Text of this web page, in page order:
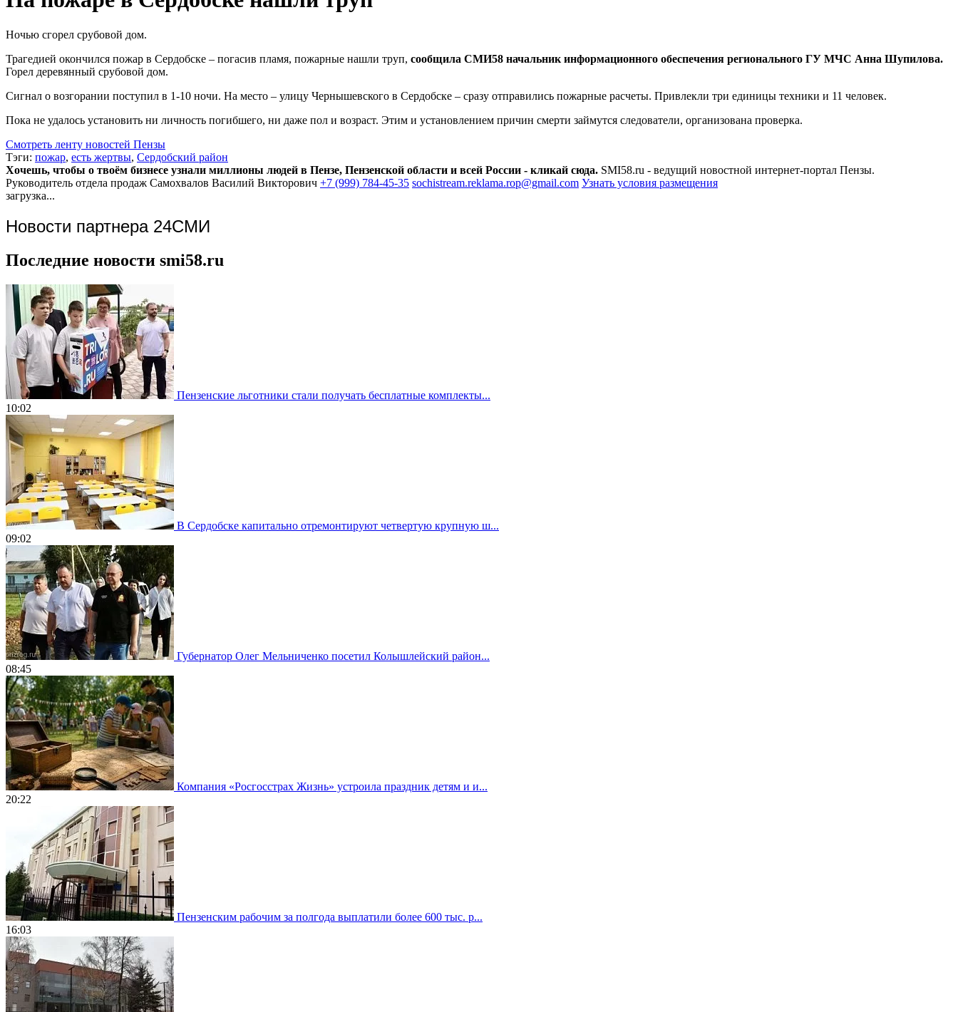
Ночью сгорел срубовой дом.
Трагедией окончился пожар в Сердобске – погасив пламя, пожарные нашли труп, сообщила СМИ58 начальник информационного обеспечения регионального ГУ МЧС Анна Шупилова.
Горел деревянный срубовой дом.
Сигнал о возгорании поступил в 1-10 ночи. На место – улицу Чернышевского в Сердобске – сразу отправились пожарные расчеты. Привлекли три единицы техники и 11 человек.
Пока не удалось установить ни личность погибшего, ни даже пол и возраст. Этим и установлением причин смерти займутся следователи, организована проверка.
Смотреть ленту новостей Пензы
Тэги: пожар, есть жертвы, Сердобский район
Хочешь, чтобы о твоём бизнесе узнали миллионы людей в Пензе, Пензенской области и всей России - кликай сюда. SMI58.ru - ведущий новостной интернет-портал Пензы.
Руководитель отдела продаж Самохвалов Василий Викторович +7 (999) 784-45-35 sochistream.reklama.rop@gmail.com Узнать условия размещения
загрузка...
Новости партнера 24СМИ
Последние новости smi58.ru
Пензенские льготники стали получать бесплатные комплекты...
10:02
В Сердобске капитально отремонтируют четвертую крупную ш...
09:02
Губернатор Олег Мельниченко посетил Колышлейский район...
08:45
Компания «Росгосстрах Жизнь» устроила праздник детям и и...
20:22
Пензенским рабочим за полгода выплатили более 600 тыс. р...
16:03